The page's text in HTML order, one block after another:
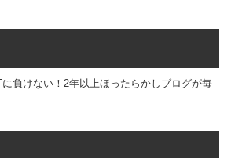
負けない！2年以上ほったらかしブログが毎